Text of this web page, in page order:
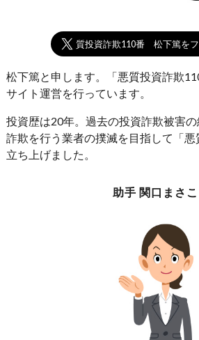
悪質投資詐欺110番 松下篤を
松下篤と申します。「悪質投資詐欺
サイト運営を行っています。
投資歴は20年。過去の投資詐欺被害
詐欺を行う業者の撲滅を目指して「
立ち上げました。
助手 関口まさこ